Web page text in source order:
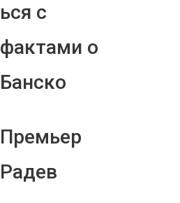
ься с
фактами о
Банско
Премьер
Радев